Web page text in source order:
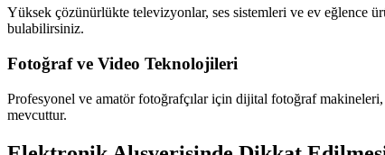
Yüksek çözünürlükte televizyonlar, ses sistemleri ve ev eğlence
bulabilirsiniz.
Fotoğraf ve Video Teknolojileri
Profesyonel ve amatör fotoğrafçılar için dijital fotoğraf
mevcuttur.